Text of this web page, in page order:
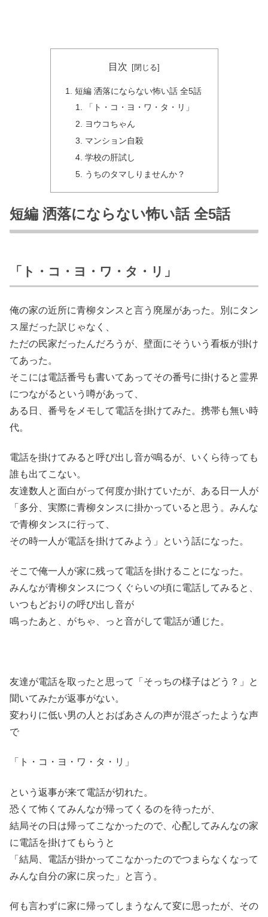
目次
短編 洒落にならない怖い話 全5話
「ト・コ・ヨ・ワ・タ・リ」
ヨウコちゃん
マンション自殺
学校の肝試し
うちのタマしりませんか？
短編 洒落にならない怖い話 全5話
「ト・コ・ヨ・ワ・タ・リ」
俺の家の近所に青柳タンスと言う廃屋があった。別にタン
ス屋だった訳じゃなく、
ただの民家だったんだろうが、壁面にそういう看板が掛け
てあった。
そこには電話番号も書いてあってその番号に掛けると霊界
につながるという噂があって、
ある日、番号をメモして電話を掛けてみた。携帯も無い時
代。
電話を掛けてみると呼び出し音が鳴るが、いくら待っても
誰も出てこない。
友達数人と面白がって何度か掛けていたが、ある日一人が
「多分、実際に青柳タンスに掛かっていると思う。みんな
で青柳タンスに行って、
その時一人が電話を掛けてみよう」という話になった。
そこで俺一人が家に残って電話を掛けることになった。
みんなが青柳タンスにつくぐらいの頃に電話してみると、
いつもどおりの呼び出し音が
鳴ったあと、がちゃ、っと音がして電話が通じた。
友達が電話を取ったと思って「そっちの様子はどう？」と
聞いてみたが返事がない。
変わりに低い男の人とおばあさんの声が混ざったような声
で
「ト・コ・ヨ・ワ・タ・リ」
という返事が来て電話が切れた。
恐くて怖くてみんなが帰ってくるのを待ったが、
結局その日は帰ってこなかったので、心配してみんなの家
に電話を掛けてもらうと
「結局、電話が掛かってこなかったのでつまらなくなって
みんな自分の家に戻った」と言う。
何も言わずに家に帰ってしまうなんて変に思ったが、その